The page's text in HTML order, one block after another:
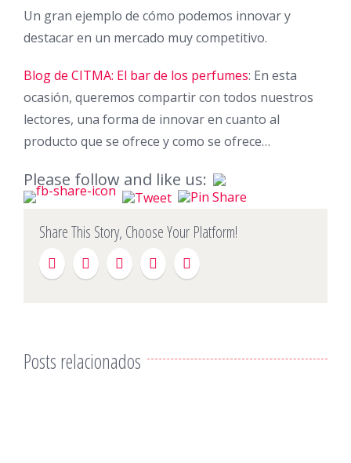
Un gran ejemplo de cómo podemos innovar y
destacar en un mercado muy competitivo.
Blog de CITMA: El bar de los perfumes: En esta
ocasión, queremos compartir con todos nuestros
lectores, una forma de innovar en cuanto al
producto que se ofrece y como se ofrece…
Please follow and like us:
Share This Story, Choose Your Platform!
Posts relacionados